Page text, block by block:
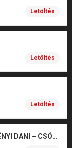
Letöltés
Letöltés
Letöltés
KOWALSKY MEG A VEGA X SZEBÉNYI DANI – CSÓNAK